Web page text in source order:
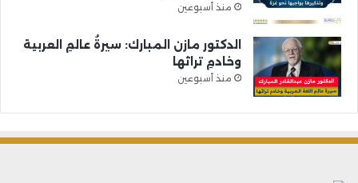
منذ أسبوعين
الدكتور مازن المبارك: سيرةُ عالمِ العربية
وخادمِ تراثها
منذ أسبوعين